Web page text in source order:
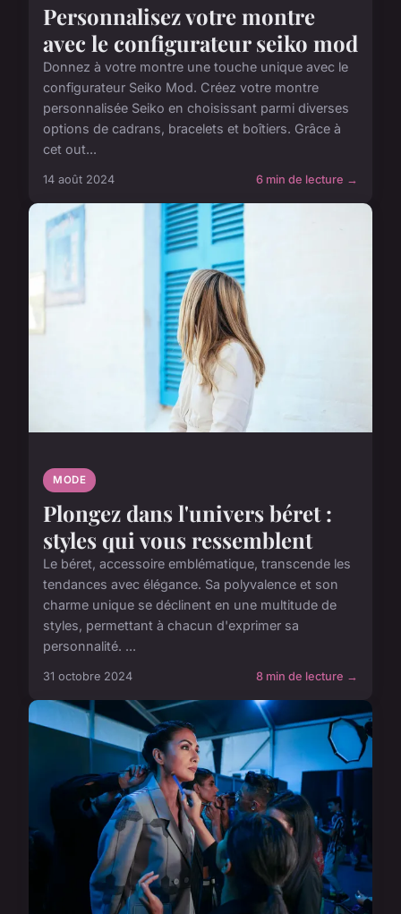
Personnalisez votre montre
avec le configurateur seiko mod
Donnez à votre montre une touche unique avec le
configurateur Seiko Mod. Créez votre montre
personnalisée Seiko en choisissant parmi diverses
options de cadrans, bracelets et boîtiers. Grâce à
cet out...
14 août 2024 6 min de lecture →
MODE
Plongez dans l'univers béret :
styles qui vous ressemblent
Le béret, accessoire emblématique, transcende les
tendances avec élégance. Sa polyvalence et son
charme unique se déclinent en une multitude de
styles, permettant à chacun d'exprimer sa
personnalité. ...
31 octobre 2024 8 min de lecture →